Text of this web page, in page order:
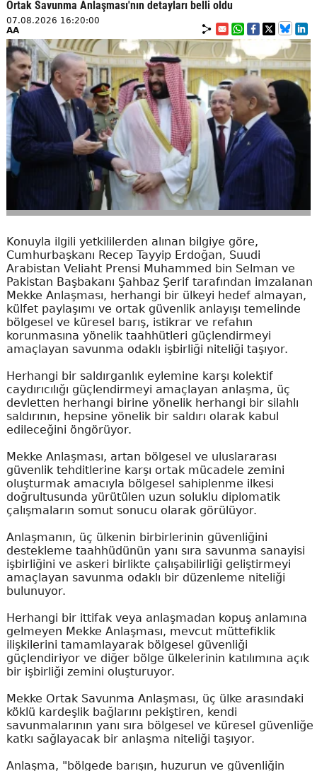
Ortak Savunma Anlaşması'nın detayları belli oldu
07.08.2026 16:20:00
AA
Konuyla ilgili yetkililerden alınan bilgiye göre,
Cumhurbaşkanı Recep Tayyip Erdoğan, Suudi
Arabistan Veliaht Prensi Muhammed bin Selman ve
Pakistan Başbakanı Şahbaz Şerif tarafından imzalanan
Mekke Anlaşması, herhangi bir ülkeyi hedef almayan,
külfet paylaşımı ve ortak güvenlik anlayışı temelinde
bölgesel ve küresel barış, istikrar ve refahın
korunmasına yönelik taahhütleri güçlendirmeyi
amaçlayan savunma odaklı işbirliği niteliği taşıyor.
Herhangi bir saldırganlık eylemine karşı kolektif
caydırıcılığı güçlendirmeyi amaçlayan anlaşma, üç
devletten herhangi birine yönelik herhangi bir silahlı
saldırının, hepsine yönelik bir saldırı olarak kabul
edileceğini öngörüyor.
Mekke Anlaşması, artan bölgesel ve uluslararası
güvenlik tehditlerine karşı ortak mücadele zemini
oluşturmak amacıyla bölgesel sahiplenme ilkesi
doğrultusunda yürütülen uzun soluklu diplomatik
çalışmaların somut sonucu olarak görülüyor.
Anlaşmanın, üç ülkenin birbirlerinin güvenliğini
destekleme taahhüdünün yanı sıra savunma sanayisi
işbirliğini ve askeri birlikte çalışabilirliği geliştirmeyi
amaçlayan savunma odaklı bir düzenleme niteliği
bulunuyor.
Herhangi bir ittifak veya anlaşmadan kopuş anlamına
gelmeyen Mekke Anlaşması, mevcut müttefiklik
ilişkilerini tamamlayarak bölgesel güvenliği
güçlendiriyor ve diğer bölge ülkelerinin katılımına açık
bir işbirliği zemini oluşturuyor.
Mekke Ortak Savunma Anlaşması, üç ülke arasındaki
köklü kardeşlik bağlarını pekiştiren, kendi
savunmalarının yanı sıra bölgesel ve küresel güvenliğe
katkı sağlayacak bir anlaşma niteliği taşıyor.
Anlaşma, "bölgede barışın, huzurun ve güvenliğin